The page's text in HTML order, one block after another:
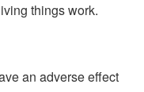
things work.
an adverse effect